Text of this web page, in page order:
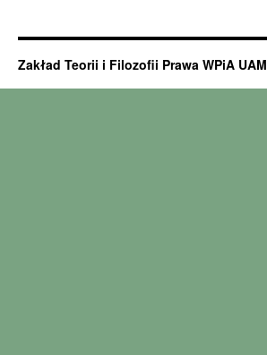
Zakład Teorii i Filozofii Prawa WPiA UAM